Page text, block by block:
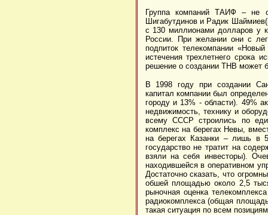
Группа компаний ТАИФ – не
Шигабутдинов и Радик
с 130 миллионами долларов у
России. При желании они с
подпиток телекомпании
истечения трехлетнего срока
решение о создании ТНВ может
В 1998 году при создании
капитал компании был
городу и 13% - области). 49%
недвижимость, технику и
всему СССР строились по
комплекс на берегах Невы,
на берегах Казанки – лишь в
государство не тратит на
взяли на себя инвесторы).
находившейся в оперативном
Достаточно сказать, что
обшей площадью около 2,5
рыночная оценка
радиокомплекса (общая
такая ситуация по всем